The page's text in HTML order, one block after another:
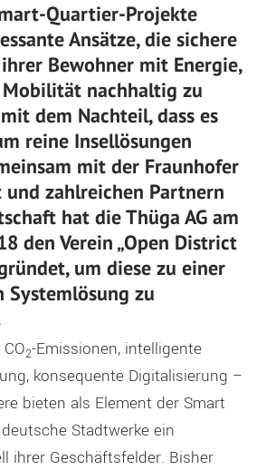
Quartier-Projekte
Ansätze, die sichere
Bewohner mit Energie,
Mobilität nachhaltig zu
dem Nachteil, dass es
reine Insellösungen
mit der Fraunhofer
und zahlreichen Partnern
hat die Thüga AG am
den Verein „Open District
um diese zu einer
Systemlösung zu
2-Emissionen, intelligente
konsequente Digitalisierung –
bieten als Element der Smart
Stadtwerke ein
ihrer Geschäftsfelder. Bisher